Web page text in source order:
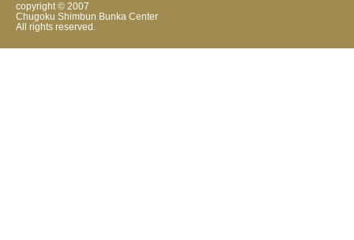
copyright © 2007
Chugoku Shimbun Bunka Center
All rights reserved.